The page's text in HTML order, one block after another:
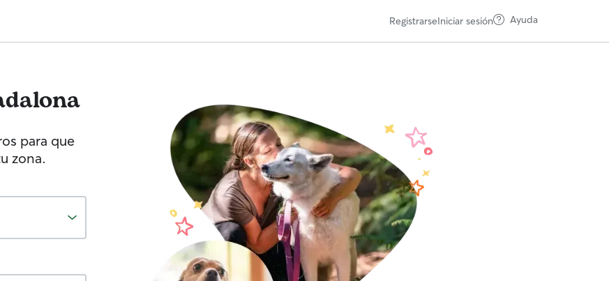
RegistrarseIniciar sesión Ayuda
para que
zona.